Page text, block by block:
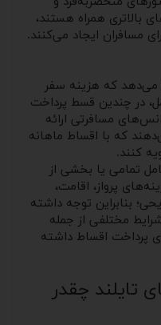
بالاتری همراه هستند،
مسافران ایجاد می‌کنند.
می‌دهد که هزینه سفر
در چندین قسط پرداخت
مسافرتی ارائه
که با اقساط ماهانه
کنند.
تمامی یا بخشی از
پرواز، اقامت،
بنابراین توجه داشته
مختلفی از جمله
پرداخت اقساط داشته
تایلند چقدر